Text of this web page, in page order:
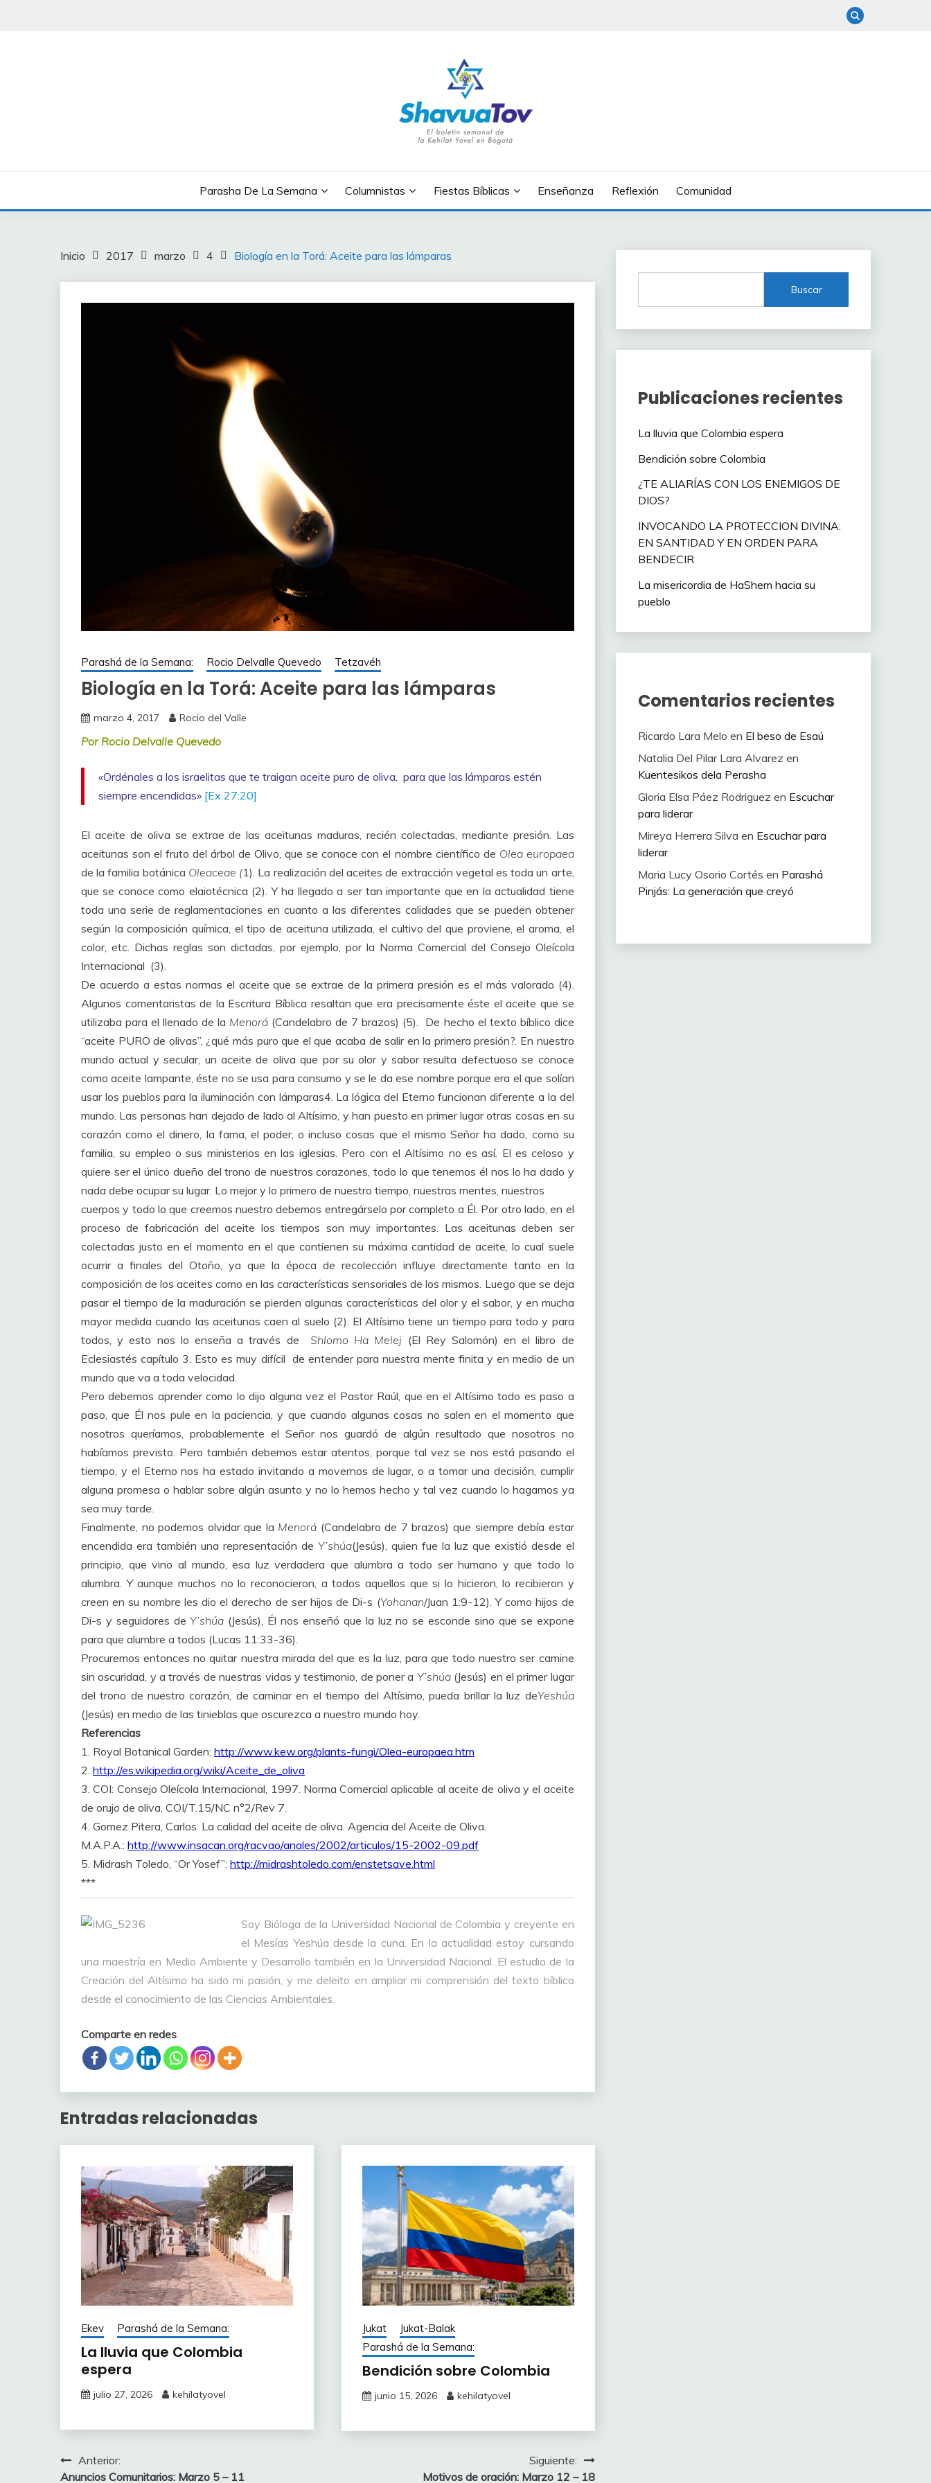
Parasha De La Semana Columnistas Fiestas Bíblicas Enseñanza Reflexión Comunidad
Inicio 2017 marzo 4 Biología en la Torá: Aceite para las lámparas
Parashá de la Semana: Rocio Delvalle Quevedo Tetzavéh
Biología en la Torá: Aceite para las lámparas
marzo 4, 2017 Rocio del Valle
Por Rocio Delvalle Quevedo
«Ordénales a los israelitas que te traigan aceite puro de oliva, para que las lámparas estén
siempre encendidas» [Ex 27:20]
El aceite de oliva se extrae de las aceitunas maduras, recién colectadas, mediante presión. Las
aceitunas son el fruto del árbol de Olivo, que se conoce con el nombre científico de Olea europaea
de la familia botánica Oleaceae (1). La realización del aceites de extracción vegetal es toda un arte,
que se conoce como elaiotécnica (2). Y ha llegado a ser tan importante que en la actualidad tiene
toda una serie de reglamentaciones en cuanto a las diferentes calidades que se pueden obtener
según la composición química, el tipo de aceituna utilizada, el cultivo del que proviene, el aroma, el
color, etc. Dichas reglas son dictadas, por ejemplo, por la Norma Comercial del Consejo Oleícola
Internacional (3).
De acuerdo a estas normas el aceite que se extrae de la primera presión es el más valorado (4).
Algunos comentaristas de la Escritura Bíblica resaltan que era precisamente éste el aceite que se
utilizaba para el llenado de la Menorá (Candelabro de 7 brazos) (5). De hecho el texto bíblico dice
“aceite PURO de olivas”, ¿qué más puro que el que acaba de salir en la primera presión?. En nuestro
mundo actual y secular, un aceite de oliva que por su olor y sabor resulta defectuoso se conoce
como aceite lampante, éste no se usa para consumo y se le da ese nombre porque era el que solían
usar los pueblos para la iluminación con lámparas4. La lógica del Eterno funcionan diferente a la del
mundo. Las personas han dejado de lado al Altísimo, y han puesto en primer lugar otras cosas en su
corazón como el dinero, la fama, el poder, o incluso cosas que el mismo Señor ha dado, como su
familia, su empleo o sus ministerios en las iglesias. Pero con el Altísimo no es así. El es celoso y
quiere ser el único dueño del trono de nuestros corazones, todo lo que tenemos él nos lo ha dado y
nada debe ocupar su lugar. Lo mejor y lo primero de nuestro tiempo, nuestras mentes, nuestros
cuerpos y todo lo que creemos nuestro debemos entregárselo por completo a Él. Por otro lado, en el
proceso de fabricación del aceite los tiempos son muy importantes. Las aceitunas deben ser
colectadas justo en el momento en el que contienen su máxima cantidad de aceite, lo cual suele
ocurrir a finales del Otoño, ya que la época de recolección influye directamente tanto en la
composición de los aceites como en las características sensoriales de los mismos. Luego que se deja
pasar el tiempo de la maduración se pierden algunas características del olor y el sabor, y en mucha
mayor medida cuando las aceitunas caen al suelo (2). El Altísimo tiene un tiempo para todo y para
todos, y esto nos lo enseña a través de Shlomo Ha Melej (El Rey Salomón) en el libro de
Eclesiastés capítulo 3. Esto es muy difícil de entender para nuestra mente finita y en medio de un
mundo que va a toda velocidad.
Pero debemos aprender como lo dijo alguna vez el Pastor Raúl, que en el Altísimo todo es paso a
paso, que Él nos pule en la paciencia, y que cuando algunas cosas no salen en el momento que
nosotros queríamos, probablemente el Señor nos guardó de algún resultado que nosotros no
habíamos previsto. Pero también debemos estar atentos, porque tal vez se nos está pasando el
tiempo, y el Eterno nos ha estado invitando a movernos de lugar, o a tomar una decisión, cumplir
alguna promesa o hablar sobre algún asunto y no lo hemos hecho y tal vez cuando lo hagamos ya
sea muy tarde.
Finalmente, no podemos olvidar que la Menorá (Candelabro de 7 brazos) que siempre debía estar
encendida era también una representación de Y’shúa(Jesús), quien fue la luz que existió desde el
principio, que vino al mundo, esa luz verdadera que alumbra a todo ser humano y que todo lo
alumbra. Y aunque muchos no lo reconocieron, a todos aquellos que si lo hicieron, lo recibieron y
creen en su nombre les dio el derecho de ser hijos de Di-s (Yohanan/Juan 1:9-12). Y como hijos de
Di-s y seguidores deY’shúa (Jesús), Él nos enseñó que la luz no se esconde sino que se expone
para que alumbre a todos (Lucas 11:33-36).
Procuremos entonces no quitar nuestra mirada del que es la luz, para que todo nuestro ser camine
sin oscuridad, y a través de nuestras vidas y testimonio, de poner a Y’shúa (Jesús) en el primer lugar
del trono de nuestro corazón, de caminar en el tiempo del Altísimo, pueda brillar la luz deYeshúa
(Jesús) en medio de las tinieblas que oscurezca a nuestro mundo hoy.
Referencias
1. Royal Botanical Garden: http://www.kew.org/plants-fungi/Olea-europaea.htm
2. http://es.wikipedia.org/wiki/Aceite_de_oliva
3. COI: Consejo Oleícola Internacional, 1997. Norma Comercial aplicable al aceite de oliva y el aceite
de orujo de oliva, COI/T.15/NC n°2/Rev 7.
4. Gomez Pitera, Carlos. La calidad del aceite de oliva. Agencia del Aceite de Oliva.
M.A.P.A.: http://www.insacan.org/racvao/anales/2002/articulos/15-2002-09.pdf
5. Midrash Toledo, “Or Yosef”: http://midrashtoledo.com/enstetsave.html
***
Soy Bióloga de la Universidad Nacional de Colombia y creyente en
el Mesías Yeshúa desde la cuna. En la actualidad estoy cursando
una maestría en Medio Ambiente y Desarrollo también en la Universidad Nacional. El estudio de la
Creación del Altísimo ha sido mi pasión, y me deleito en ampliar mi comprensión del texto bíblico
desde el conocimiento de las Ciencias Ambientales.
Comparte en redes
Entradas relacionadas
Ekev Parashá de la Semana:
La lluvia que Colombia
espera
julio 27, 2026 kehilatyovel
Jukat
Jukat-Balak
Parashá de la Semana:
Bendición sobre Colombia
junio 15, 2026 kehilatyovel
Navegación
Anterior:
Anuncios Comunitarios: Marzo 5 – 11
Siguiente:
Motivos de oración: Marzo 12 – 18
Buscar
Publicaciones recientes
La lluvia que Colombia espera
Bendición sobre Colombia
¿TE ALIARÍAS CON LOS ENEMIGOS DE
DIOS?
INVOCANDO LA PROTECCION DIVINA:
EN SANTIDAD Y EN ORDEN PARA
BENDECIR
La misericordia de HaShem hacia su
pueblo
Comentarios recientes
Ricardo Lara Melo en El beso de Esaú
Natalia Del Pilar Lara Alvarez en
Kuentesikos dela Perasha
Gloria Elsa Páez Rodriguez en Escuchar
para liderar
Mireya Herrera Silva en Escuchar para
liderar
Maria Lucy Osorio Cortés en Parashá
Pinjás: La generación que creyó